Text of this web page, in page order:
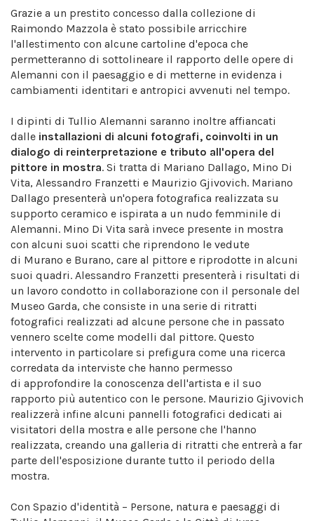
Grazie a un prestito concesso dalla collezione di
Raimondo Mazzola è stato possibile arricchire
l'allestimento con alcune cartoline d'epoca che
permetteranno di sottolineare il rapporto delle opere di
Alemanni con il paesaggio e di metterne in evidenza i
cambiamenti identitari e antropici avvenuti nel tempo.
I dipinti di Tullio Alemanni saranno inoltre affiancati
dalle installazioni di alcuni fotografi, coinvolti in un
dialogo di reinterpretazione e tributo all'opera del
pittore in mostra. Si tratta di Mariano Dallago, Mino Di
Vita, Alessandro Franzetti e Maurizio Gjivovich. Mariano
Dallago presenterà un'opera fotografica realizzata su
supporto ceramico e ispirata a un nudo femminile di
Alemanni. Mino Di Vita sarà invece presente in mostra
con alcuni suoi scatti che riprendono le vedute
di Murano e Burano, care al pittore e riprodotte in alcuni
suoi quadri. Alessandro Franzetti presenterà i risultati di
un lavoro condotto in collaborazione con il personale del
Museo Garda, che consiste in una serie di ritratti
fotografici realizzati ad alcune persone che in passato
vennero scelte come modelli dal pittore. Questo
intervento in particolare si prefigura come una ricerca
corredata da interviste che hanno permesso
di approfondire la conoscenza dell'artista e il suo
rapporto più autentico con le persone. Maurizio Gjivovich
realizzerà infine alcuni pannelli fotografici dedicati ai
visitatori della mostra e alle persone che l'hanno
realizzata, creando una galleria di ritratti che entrerà a far
parte dell'esposizione durante tutto il periodo della
mostra.
Con Spazio d'identità – Persone, natura e paesaggi di